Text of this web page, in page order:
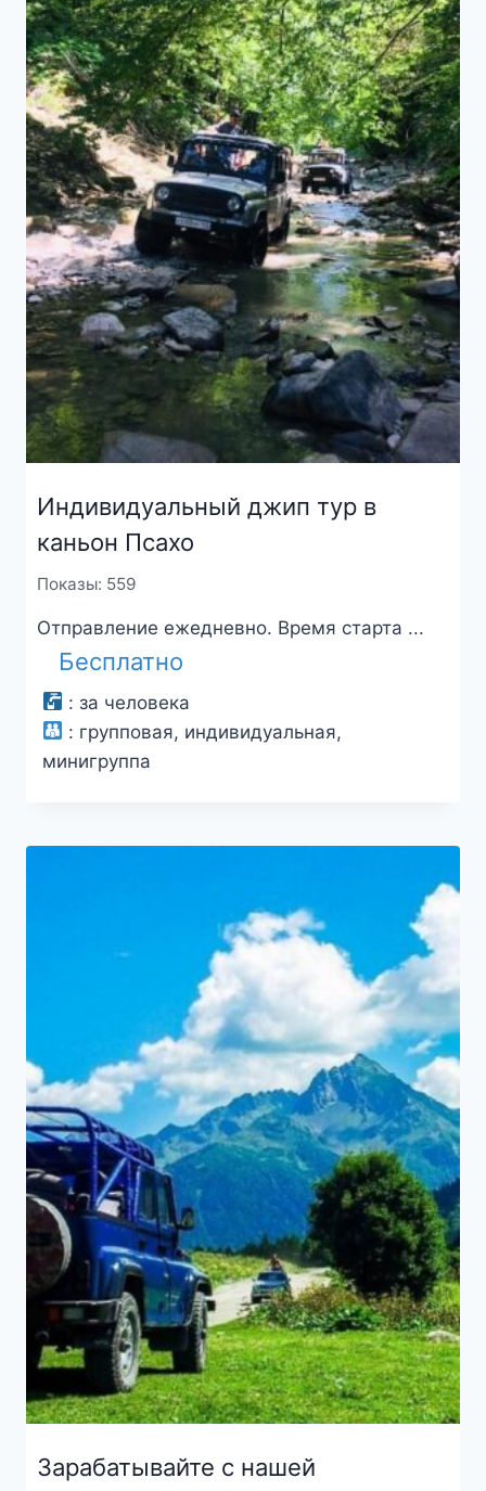
Индивидуальный джип тур в
каньон Псахо
Показы: 559
Отправление ежедневно. Время старта ...
Бесплатно
: за человека
: групповая, индивидуальная,
минигруппа
Зарабатывайте с нашей